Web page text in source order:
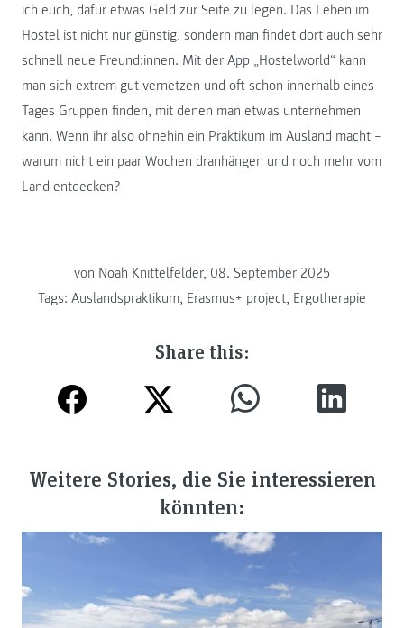
ich euch, dafür etwas Geld zur Seite zu legen. Das Leben im
Hostel ist nicht nur günstig, sondern man findet dort auch sehr
schnell neue Freund:innen. Mit der App „Hostelworld“ kann
man sich extrem gut vernetzen und oft schon innerhalb eines
Tages Gruppen finden, mit denen man etwas unternehmen
kann. Wenn ihr also ohnehin ein Praktikum im Ausland macht –
warum nicht ein paar Wochen dranhängen und noch mehr vom
Land entdecken?
von Noah Knittelfelder, 08. September 2025
Tags: Auslandspraktikum, Erasmus+ project, Ergotherapie
Share this:
Weitere Stories, die Sie interessieren
könnten: